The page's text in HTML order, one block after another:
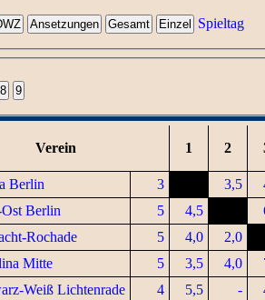
Spieltag
Verein 1 2
Berlin 3 3,5
Berlin 5 4,5
Rochade 5 4,0
2,0
Mitte 5 3,5 4,0
Weiß Lichtenrade 4 5,5 -